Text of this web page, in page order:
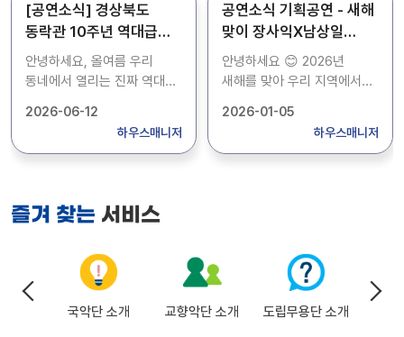
여성 헤어드레서 이야기를
다룬 작품인데, 아이들에게도
유익하고 온 가족이 즐기기에
정말 좋은 뮤지컬이에요! 특히
적용되어 단돈 5,000원에
관람할 수 있으니 부담 없이
주말 나들이 다녀오기 딱 좋을
두시고 미리 예매해 두시는 걸
공연명: 뮤지컬 헤어드레서
일시: 2026년 9월 12일(토)
오후 5:00 장소: 경상북도
동락관 공연장 관람연령: 8세
17:00 / 코미디쇼 오늘을
기억해: 웃찾사, 개콘 멤버들
총출동! 스트레스 날리러 가기
딱이죠? 12/24(목) 19:30 /
페스타: 크리스마스 이브에
특별한 공연 보고 싶으신 분들
추천해요!🎄 위의 날짜와
부탁드립니다. ^^ *
첨부파일에 간단한 이미지로
공연일자 시간 넣어
드렸습니다. 감사합니다.
[공연소식] 경상북도
동락관 10주년 역대급
콘서트 라인업!! 소란 &
조수미가 옵니다!!
꿀팁✨)
안녕하세요, 올여름 우리
동네에서 열리는 진짜 역대급
호다닥 달려왔어요! 📢 우리
집 앞 경북도청 동락관이 벌써
조수미 콘서트가 연달아
대구나 서울까지 갈 필요 없이
이런 거장들의 무대를 볼 수
있다니 실화인가요? 🥹
게다가 가장 대박인 건
2026-06-12
하우스매니저
공연소식 기획공연 - 새해
맞이 장사익X남상일
(울림의 새날 同樂
신년국악음악회) 예매
안녕하세요 😊 2026년
새해를 맞아 우리 지역에서
열린다는 소식이 있어 발
빠르게 가져왔어요. 바로
놓치면 너무 아까울 것
일시: 2026년 1월 22일 (목)
오후 7:30 (100분 공연) 공연
2026-01-05
하우스매니저
즐겨 찾는 서비스
국악단 소개 교향악단 소개 도립무용단 소개